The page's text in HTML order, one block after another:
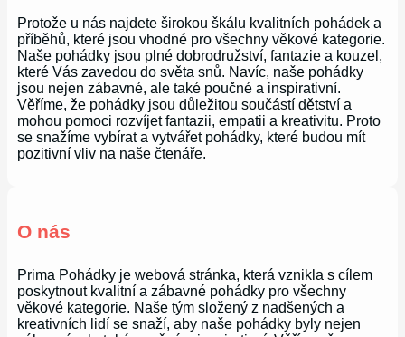
Protože u nás najdete širokou škálu kvalitních pohádek a
příběhů, které jsou vhodné pro všechny věkové kategorie.
Naše pohádky jsou plné dobrodružství, fantazie a kouzel,
které Vás zavedou do světa snů. Navíc, naše pohádky
jsou nejen zábavné, ale také poučné a inspirativní.
Věříme, že pohádky jsou důležitou součástí dětství a
mohou pomoci rozvíjet fantazii, empatii a kreativitu. Proto
se snažíme vybírat a vytvářet pohádky, které budou mít
pozitivní vliv na naše čtenáře.
O nás
Prima Pohádky je webová stránka, která vznikla s cílem
poskytnout kvalitní a zábavné pohádky pro všechny
věkové kategorie. Naše tým složený z nadšených a
kreativních lidí se snaží, aby naše pohádky byly nejen